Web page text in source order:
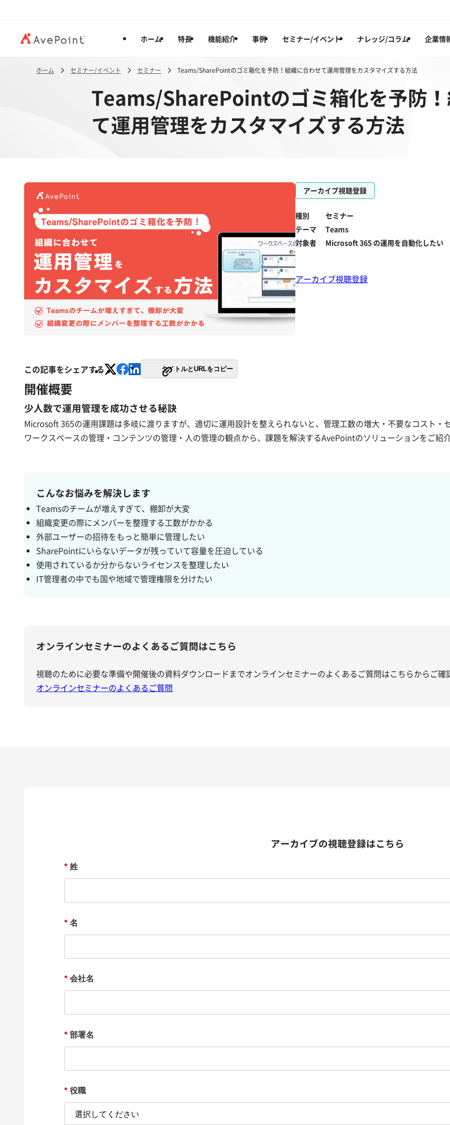
ホーム 特長 機能紹介 事例 セミナー/イベント ナレッジ/コラム 企業情
ホーム セミナー/イベント セミナー Teams/SharePointのゴミ箱化を予防！組織に合わせて運用管理をカスタマイズする方法​
Teams/SharePointのゴミ箱化を予防！
て運用管理をカスタマイズする方法​
アーカイブ視聴登録
種別
セミナー
テーマ
Teams
対象者
Microsoft 365 の運用を自動化したい
アーカイブ視聴登録
この記事をシェアする タイトルとURLをコピー
開催概要
少人数で運用管理を成功させる秘訣
Microsoft 365の運用課題は多岐に渡りますが、適切に運用設計を整えられないと、管理工数の増大・不要なコスト・
ワークスペースの管理・コンテンツの管理・人の管理の観点から、課題を解決するAvePointのソリューションをご紹介
こんなお悩みを解決します
Teamsのチームが増えすぎて、棚卸が大変
組織変更の際にメンバーを整理する工数がかかる
外部ユーザーの招待をもっと簡単に管理したい
SharePointにいらないデータが残っていて容量を圧迫している
使用されているか分からないライセンスを整理したい
IT管理者の中でも国や地域で管理権限を分けたい
オンラインセミナーのよくあるご質問はこちら
視聴のために必要な準備や開催後の資料ダウンロードまでオンラインセミナーのよくあるご質問はこちらからご確
オンラインセミナーのよくあるご質問
アーカイブの視聴登録はこちら
* 姓
* 名
* 会社名
* 部署名
* 役職